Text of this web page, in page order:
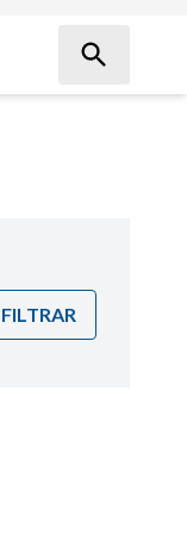
FILTRAR